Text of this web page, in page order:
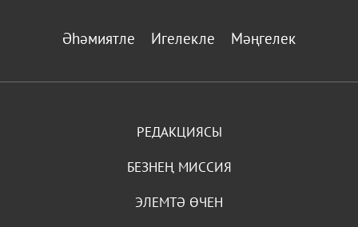
Әһәмиятле Игелекле Мәңгелек
РЕДАКЦИЯСЫ
БЕЗНЕҢ МИССИЯ
ЭЛЕМТӘ ӨЧЕН